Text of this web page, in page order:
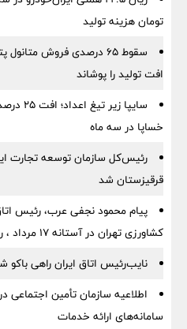
تومان هزینه تولید
سقوط ۶۵ درصدی فروش
افت تولید را پوشاند
خساپا در سه ماه
رئیس‌کل سازمان توسعه تجارت
قرقیزستان شد
پیام محمود نجفی عرب، رئیس
کشاورزی تهران در آستانه 17 مرداد ، روز خبرنگار
نایب‌رئیس اتاق ایران راهی باکو
اطلاعیه سازمان تأمین
سامانه‌های ارائه خدمات